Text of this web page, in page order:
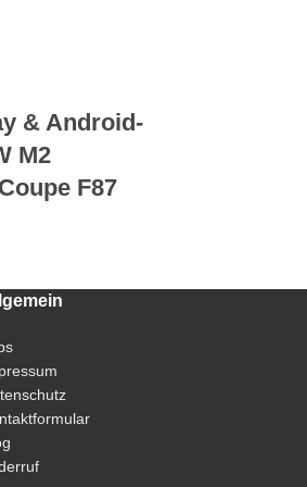
& Android-
M2
F87